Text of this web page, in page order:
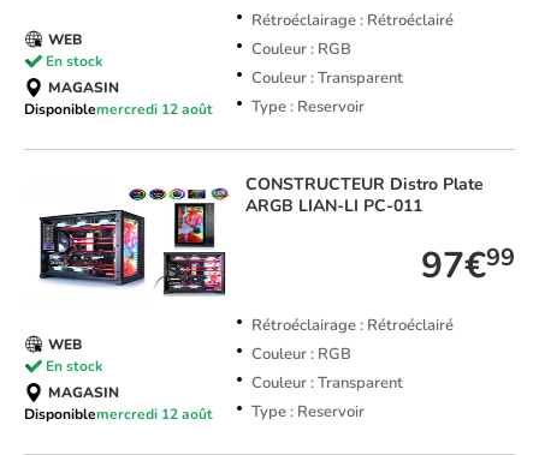
Rétroéclairage : Rétroéclairé
Couleur : RGB
Couleur : Transparent
Type : Reservoir
WEB
En stock
MAGASIN
Disponiblemercredi 12 août
CONSTRUCTEUR Distro Plate
ARGB LIAN-LI PC-011
97€99
Rétroéclairage : Rétroéclairé
Couleur : RGB
Couleur : Transparent
Type : Reservoir
WEB
En stock
MAGASIN
Disponiblemercredi 12 août